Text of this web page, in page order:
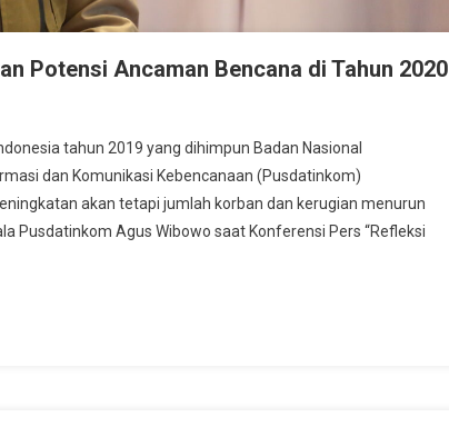
Potensi Ancaman Bencana di Tahun 2020
tahun 2019 yang dihimpun Badan Nasional
dan Komunikasi Kebencanaan (Pusdatinkom)
akan tetapi jumlah korban dan kerugian menurun
Pusdatinkom Agus Wibowo saat Konferensi Pers “Refleksi